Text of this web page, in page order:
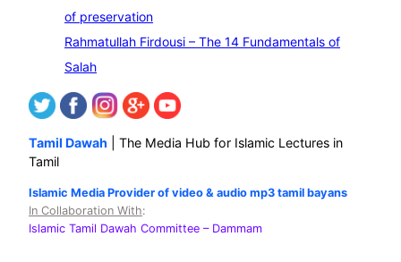
of preservation
Rahmatullah Firdousi – The 14 Fundamentals of
Salah
Tamil Dawah | The Media Hub for Islamic Lectures in
Tamil
Islamic Media Provider of video & audio mp3 tamil bayans
In Collaboration With:
Islamic Tamil Dawah Committee – Dammam